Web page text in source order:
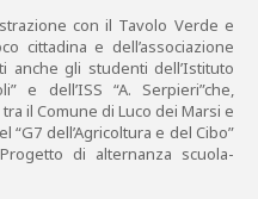
con il Tavolo Verde e
cittadina e dell’associazione
anche gli studenti dell’Istituto
e dell’ISS “A. Serpieri”che,
il Comune di Luco dei Marsi e
dell’Agricoltura e del Cibo”
di alternanza scuola-